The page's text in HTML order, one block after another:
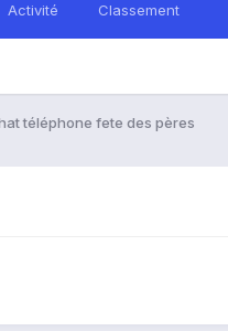
Activité Classement
téléphone fete des pères